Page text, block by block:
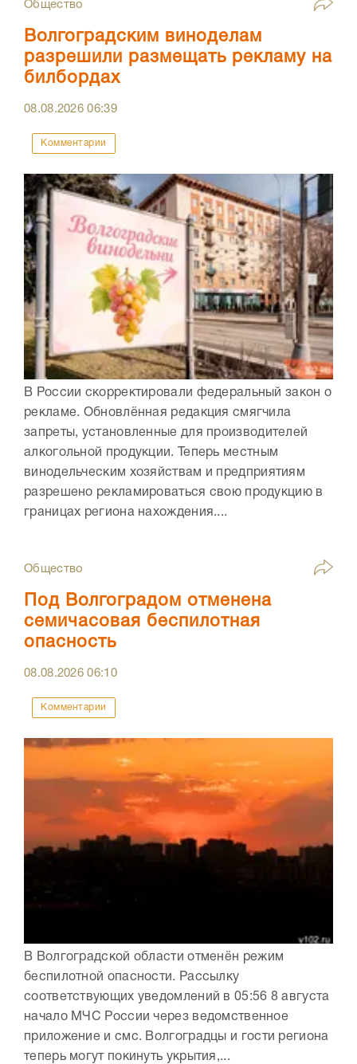
Общество
Волгоградским виноделам
разрешили размещать рекламу на
билбордах
08.08.202606:39
Комментарии
В России скорректировали федеральный закон о
рекламе. Обновлённая редакция смягчила
запреты, установленные для производителей
алкогольной продукции. Теперь местным
винодельческим хозяйствам и предприятиям
разрешено рекламироваться свою продукцию в
границах региона нахождения....
Общество
Под Волгоградом отменена
семичасовая беспилотная
опасность
08.08.202606:10
Комментарии
В Волгоградской области отменён режим
беспилотной опасности. Рассылку
соответствующих уведомлений в 05:56 8 августа
начало МЧС России через ведомственное
приложение и смс. Волгоградцы и гости региона
теперь могут покинуть укрытия,...